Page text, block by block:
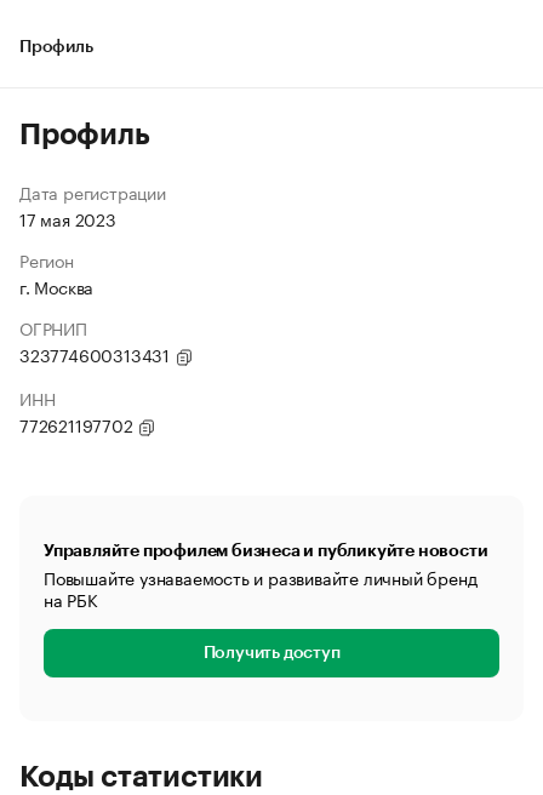
Профиль
Профиль
Дата регистрации
17 мая 2023
Регион
г. Москва
ОГРНИП
323774600313431
ИНН
772621197702
Управляйте профилем бизнеса и публикуйте новости
Повышайте узнаваемость и развивайте личный бренд
на РБК
Получить доступ
Коды статистики